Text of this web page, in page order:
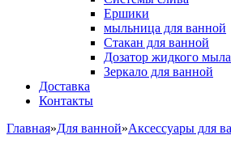
Ершики
мыльница для ванной
Стакан для ванной
Дозатор жидкого мыла
Зеркало для ванной
Доставка
Контакты
Главная»Для ванной»Аксессуары для